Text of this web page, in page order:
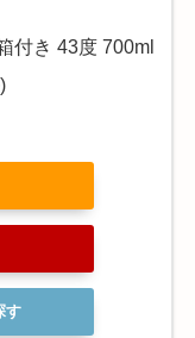
付き 43度 700ml
す